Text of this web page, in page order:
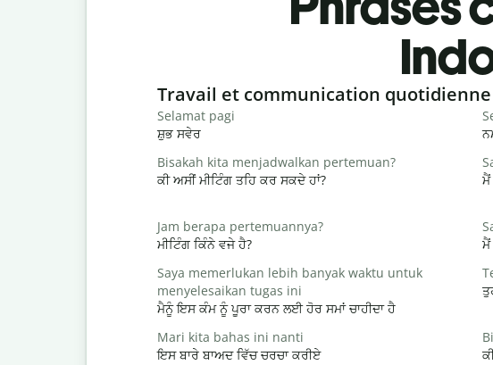
Slide 1 of 6
Travail et communication quotidienne
Selamat pagi
ਸ਼ੁਭ ਸਵੇਰ
Bisakah kita menjadwalkan pertemuan?
ਕੀ ਅਸੀਂ ਮੀਟਿੰਗ ਤਹਿ ਕਰ ਸਕਦੇ ਹਾਂ?
ਮੈਂ
Jam berapa pertemuannya?
ਮੀਟਿੰਗ ਕਿੰਨੇ ਵਜੇ ਹੈ?
ਮੈਂ
Saya memerlukan lebih banyak waktu untuk
menyelesaikan tugas ini
ਮੈਨੂੰ ਇਸ ਕੰਮ ਨੂੰ ਪੂਰਾ ਕਰਨ ਲਈ ਹੋਰ ਸਮਾਂ ਚਾਹੀਦਾ ਹੈ
Mari kita bahas ini nanti
ਇਸ ਬਾਰੇ ਬਾਅਦ ਵਿੱਚ ਚਰਚਾ ਕਰੀਏ